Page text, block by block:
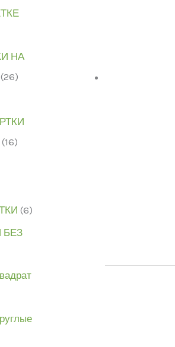
НА
(26)
(16)
(6)
БЕЗ